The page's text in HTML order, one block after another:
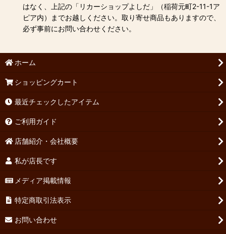
はなく、上記の「リカーショップよしだ」（稲荷元町2-11-1ア
ピア内）までお越しください。取り寄せ商品もありますので、
必ず事前にお問い合わせください。
ホーム
ショッピングカート
最近チェックしたアイテム
ご利用ガイド
店舗紹介・会社概要
私が店長です
メディア掲載情報
特定商取引法表示
お問い合わせ